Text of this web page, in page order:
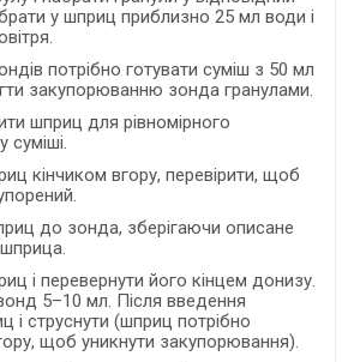
у шприц приблизно 25 мл води і
потрібно готувати суміш з 50 мл
закупорюванню зонда гранулами.
шприц для рівномірного
суміші.
кінчиком вгору, перевірити, щоб
до зонда, зберігаючи описане
і перевернути його кінцем донизу.
5–10 мл. Після введення
і струснути (шприц потрібно
щоб уникнути закупорювання).